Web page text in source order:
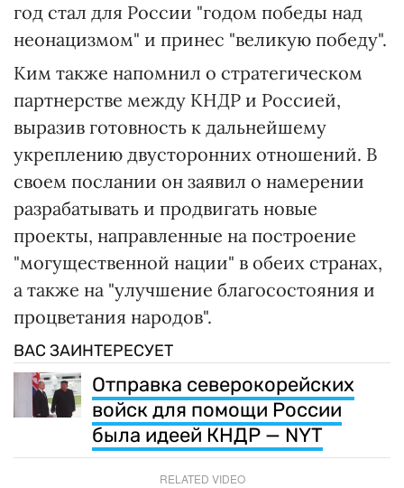
год стал для России "годом победы над
неонацизмом" и принес "великую победу".
Ким также напомнил о стратегическом
партнерстве между КНДР и Россией,
выразив готовность к дальнейшему
укреплению двусторонних отношений. В
своем послании он заявил о намерении
разрабатывать и продвигать новые
проекты, направленные на построение
"могущественной нации" в обеих странах,
а также на "улучшение благосостояния и
процветания народов".
ВАС ЗАИНТЕРЕСУЕТ
Отправка северокорейских
войск для помощи России
была идеей КНДР — NYT
RELATED VIDEO